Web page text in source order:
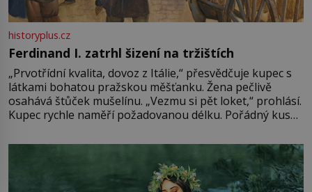
historyplus.cz
Ferdinand I. zatrhl šizení na tržištích
„Prvotřídní kvalita, dovoz z Itálie,“ přesvědčuje kupec s
látkami bohatou pražskou měšťanku. Žena pečlivě
osahává štůček mušelínu. „Vezmu si pět loket,“ prohlásí.
Kupec rychle naměří požadovanou délku. Pořádný kus
milostpaní. Stačí jenom na sukni,“ zhodnotí švadlena
množství růžového mušelínu. „Ošidili vás, podívejte.“